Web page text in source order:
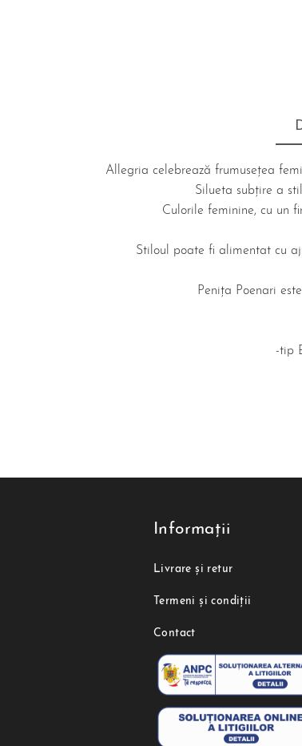
Allegria celebrează frumusețea
Silueta subțire a
Culorile feminine, cu un
Stiloul poate fi alimentat cu
Penița Poenari
-tip
Informații
Livrare și retur
Termeni și condiții
Contact